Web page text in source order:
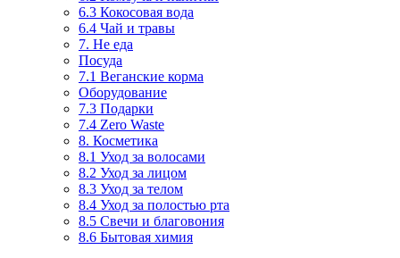
6.3 Кокосовая вода
6.4 Чай и травы
7. Не еда
Посуда
7.1 Веганские корма
Оборудование
7.3 Подарки
7.4 Zero Waste
8. Косметика
8.1 Уход за волосами
8.2 Уход за лицом
8.3 Уход за телом
8.4 Уход за полостью рта
8.5 Свечи и благовония
8.6 Бытовая химия